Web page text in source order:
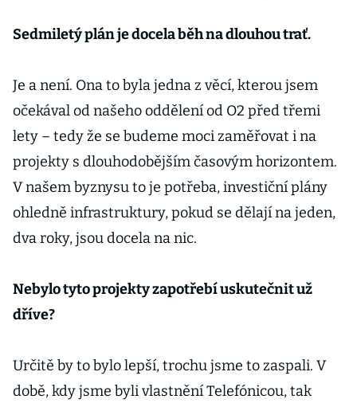
Sedmiletý plán je docela běh na dlouhou trať.
Je a není. Ona to byla jedna z věcí, kterou jsem
očekával od našeho oddělení od O2 před třemi
lety – tedy že se budeme moci zaměřovat i na
projekty s dlouhodobějším časovým horizontem.
V našem byznysu to je potřeba, investiční plány
ohledně infrastruktury, pokud se dělají na jeden,
dva roky, jsou docela na nic.
Nebylo tyto projekty zapotřebí uskutečnit už
dříve?
Určitě by to bylo lepší, trochu jsme to zaspali. V
době, kdy jsme byli vlastnění Telefónicou, tak